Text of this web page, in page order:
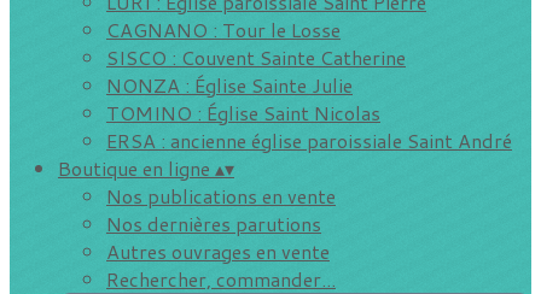
CAGNANO : Tour le Losse
SISCO : Couvent Sainte Catherine
NONZA : Église Sainte Julie
TOMINO : Église Saint Nicolas
ERSA : ancienne église paroissiale Saint André
Boutique en ligne ▴▾
Nos publications en vente
Nos dernières parutions
Autres ouvrages en vente
Rechercher, commander...